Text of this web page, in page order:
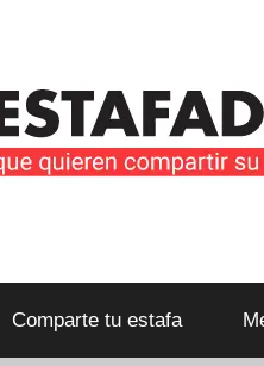
Comparte tu estafa